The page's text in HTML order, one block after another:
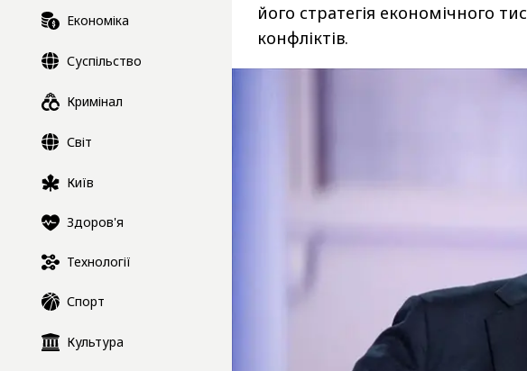
Економіка
Суспільство
Кримінал
Світ
Київ
Здоров'я
Технології
Спорт
Культура
його стратегія економічного
конфліктів.